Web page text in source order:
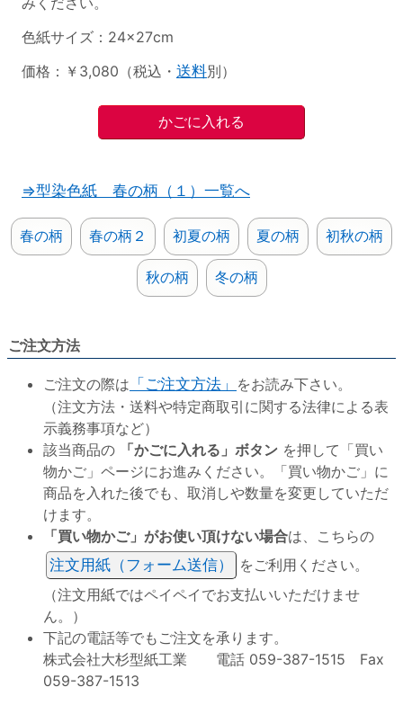
色紙サイズ：24×27cm
価格：￥3,080（税込・ 送料別）
⇒型染色紙 春の柄（１）一覧へ
春の柄 春の柄２ 初夏の柄 夏の柄 初秋の柄
秋の柄 冬の柄
ご注文方法
ご注文の際は 「ご注文方法」 をお読み下さい。
（注文方法・送料や特定商取引に関する法律による表
示義務事項など）
該当商品の
「かごに入れる」ボタン を押して「買い
物かご」ページにお進みください。「買い物かご」に
商品を入れた後でも、取消しや数量を変更していただ
けます。
「買い物かご」がお使い頂けない場合は、こちらの
注文用紙（フォーム送信）
をご利用ください。
（注文用紙ではペイペイでお支払いいただけませ
ん。）
下記の電話等でもご注文を承ります。
株式会社大杉型紙工業 電話 059-387-1515 Fax
059-387-1513